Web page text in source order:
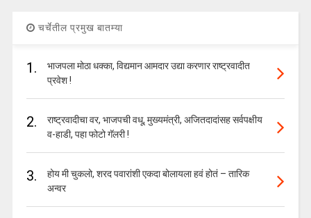
चर्चेतील प्रमुख बातम्या
1.
भाजपला मोठा धक्का, विद्यमान आमदार उद्या करणार राष्ट्रवादीत
प्रवेश !
2.
राष्ट्रवादीचा वर, भाजपची वधू, मुख्यमंत्री, अजितदादांसह सर्वपक्षीय
व-हाडी, पहा फोटो गॅलरी !
3.
होय मी चुकलो, शरद पवारांशी एकदा बोलायला हवं होतं – तारिक
अन्वर